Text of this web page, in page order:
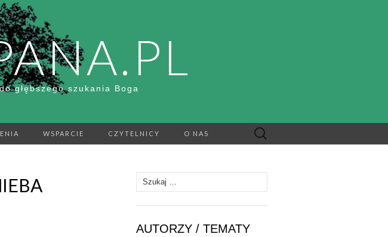
głębszego szukania Boga
WSPARCIE CZYTELNICY O NAS Szukaj:
Szukaj:
AUTORZY / TEMATY